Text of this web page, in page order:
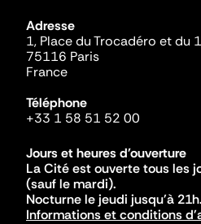
Adresse
1, Place du Trocadéro et du
75116 Paris
France
Téléphone
+33 1 58 51 52 00
Jours et heures d'ouverture
La Cité est ouverte tous les
(sauf le mardi).
Nocturne le jeudi jusqu'à 21h.
Informations et conditions